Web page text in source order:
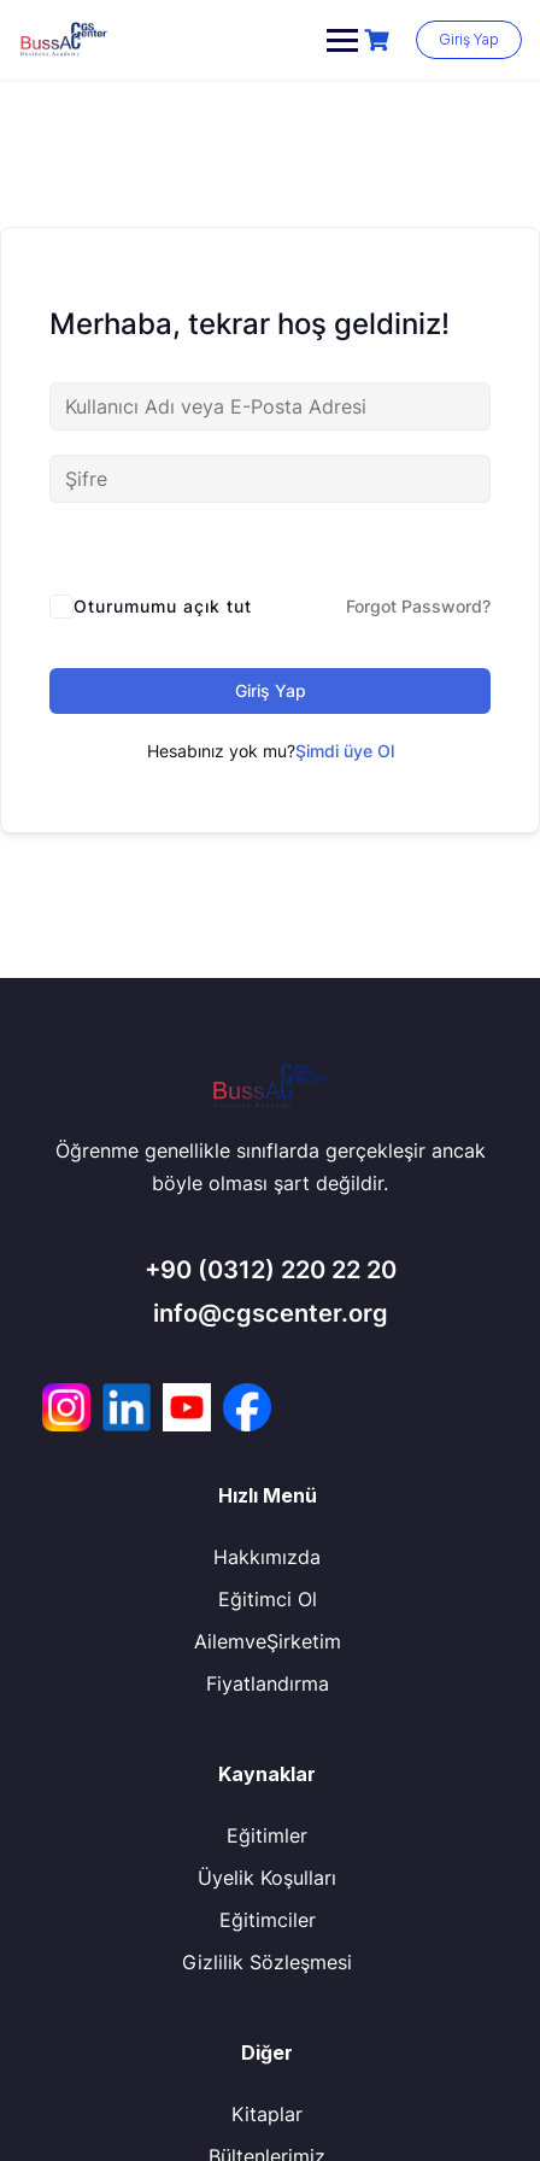
content
Giriş Yap
Merhaba, tekrar hoş geldiniz!
Oturumumu açık tut Forgot Password?
Giriş Yap
Hesabınız yok mu?Şimdi üye Ol
Öğrenme genellikle sınıflarda gerçekleşir ancak
böyle olması şart değildir.
+90 (0312) 220 22 20
info@cgscenter.org
Hızlı Menü
Hakkımızda
Eğitimci Ol
AilemveŞirketim
Fiyatlandırma
Kaynaklar
Eğitimler
Üyelik Koşulları
Eğitimciler
Gizlilik Sözleşmesi
Diğer
Kitaplar
Bültenlerimiz